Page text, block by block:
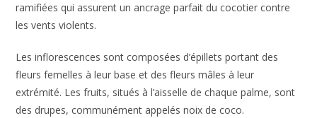
ramifiées qui assurent un ancrage parfait du cocotier contre
les vents violents.
Les inflorescences sont composées d’épillets portant des
fleurs femelles à leur base et des fleurs mâles à leur
extrémité. Les fruits, situés à l’aisselle de chaque palme, sont
des drupes, communément appelés noix de coco.